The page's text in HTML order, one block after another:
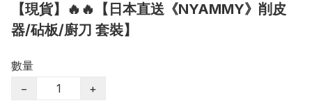
【現貨】🔥🔥【日本直送《NYAMMY》削皮
器/砧板/廚刀 套裝】
數量
−
+